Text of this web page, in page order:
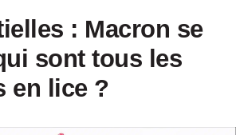
: Macron se
sont tous les
en lice ?